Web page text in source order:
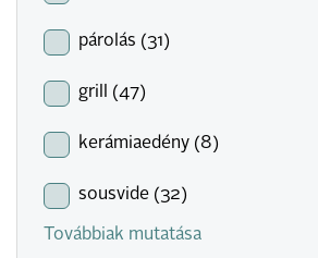
párolás (31)
grill (47)
kerámiaedény (8)
sousvide (32)
Továbbiak mutatása